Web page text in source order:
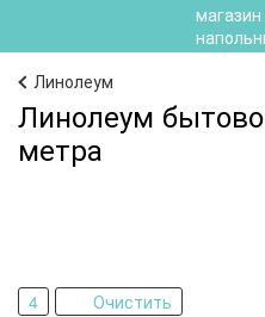
Линолеум
Линолеум
метра
4 Очистить